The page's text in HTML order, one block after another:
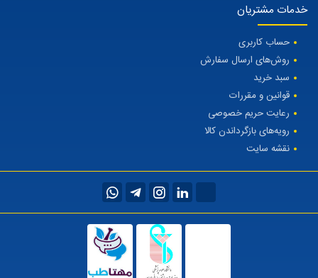
خدمات مشتریان
حساب کاربری
روش‌های ارسال سفارش
سبد خرید
قوانین و مقررات
رعایت حریم خصوصی
رویه‌های بازگرداندن کالا
نقشه سایت